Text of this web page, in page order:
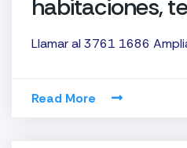
habitaciones,
Llamar al 3761 1686
Read More